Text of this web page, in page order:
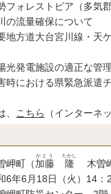
ォレストピア（多気郡
流量確保について
道大台宮川線・天ケ
電施設の適正な管理
おける県緊急派遣チ
こちら （インターネ
町（加藤
かとう
隆
たかし
木曽
6月18日（火）14：